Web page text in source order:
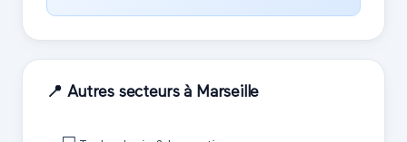
📍 Autres secteurs à Marseille